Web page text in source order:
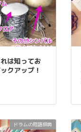
は知ってお
クアップ！
ドラムの用語辞典